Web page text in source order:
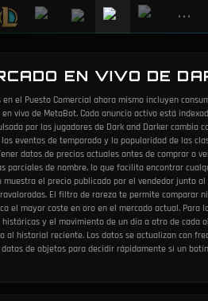
•••
EN VIVO DE
el Puesto Comercial ahora mismo incluyen
vivo de MetaBot. Cada anuncio activo está
por los jugadores de Dark and Darker cambia
eventos de temporada y la popularidad de las
datos de precios actuales antes de comprar o
parciales de nombre, lo que facilita encontrar
muestra el precio publicado por el vendedor junto
El filtro de rareza te permite comparar
el mayor coste en oro en el mercado actual.
y el movimiento de un día a otro de
al historial reciente. Los datos se actualizan con
de objetos para decidir rápidamente si un